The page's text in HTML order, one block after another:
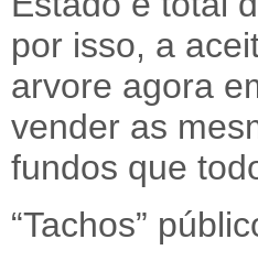
por isso, a
arvore agora
vender as
fundos que
“Tachos”